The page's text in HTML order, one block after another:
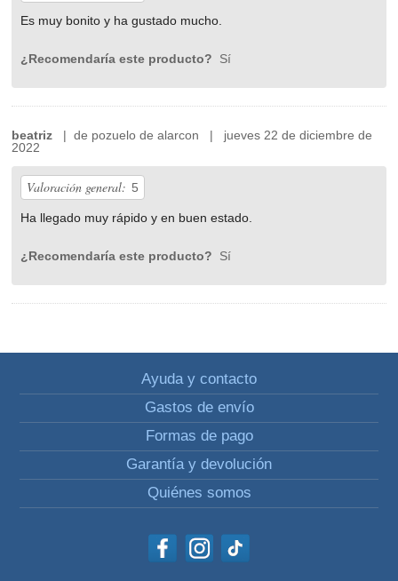
Es muy bonito y ha gustado mucho.
¿Recomendaría este producto? Sí
beatriz | de pozuelo de alarcon | jueves 22 de diciembre de
2022
Valoración general: 5
Ha llegado muy rápido y en buen estado.
¿Recomendaría este producto? Sí
Ayuda y contacto
Gastos de envío
Formas de pago
Garantía y devolución
Quiénes somos